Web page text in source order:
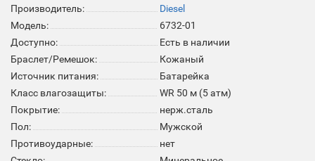
Производитель:
Diesel
Модель:
6732-01
Доступно:
Есть в наличии
Браслет/Ремешок:
Кожаный
Источник питания:
Батарейка
Класс влагозащиты:
WR 50 м (5 атм)
Покрытие:
нерж.сталь
Пол:
Мужской
Противоударные:
нет